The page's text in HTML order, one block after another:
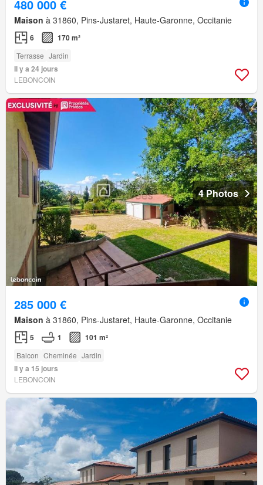
480 000 €
Maison à 31860, Pins-Justaret, Haute-Garonne, Occitanie
6 170 m²
Terrasse Jardin
Il y a 24 jours
LEBONCOIN
4 Photos
285 000 €
Maison à 31860, Pins-Justaret, Haute-Garonne, Occitanie
5 1 101 m²
Balcon Cheminée Jardin
Il y a 15 jours
LEBONCOIN